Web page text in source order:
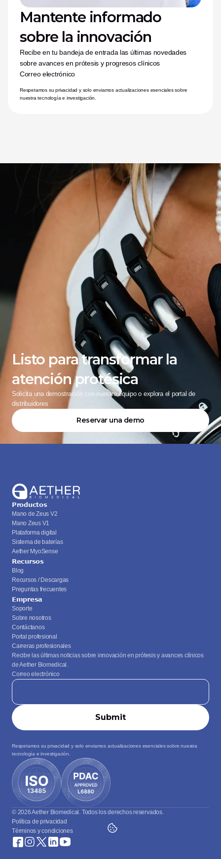
Mantente informado
sobre la innovación
Recibe en tu bandeja de entrada las últimas novedades
sobre avances en prótesis y progresos clínicos
Correo electrónico
Respetamos su privacidad y solo enviamos actualizaciones esenciales sobre
nuestra tecnología e investigación.
Listo para transformar la
atención protésica
Solicita una demostración con nuestro equipo o explora el portal de
distribuidores
Reservar una demo
Productos
Mano de Zeus V2
Mano Zeus V1
Plataforma digital
Sistema de baterías
Aether MyoSense
Recursos
Blog
Recursos / Descargas
Preguntas frecuentes
Empresa
Soporte
Sobre nosotros
Contáctanos
Portal profesional
Carreras profesionales
Recibe las últimas noticias sobre innovación en prótesis y avances clínicos
de Aether Biomedical.
Correo electrónico
Respetamos su privacidad y solo enviamos actualizaciones esenciales sobre nuestra
tecnología e investigación.
© 2026 Aether Biomedical. Todos los derechos reservados.
Política de privacidad
Términos y condiciones